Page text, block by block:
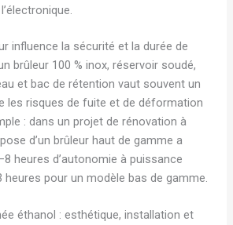
influence la sécurité et la durée de
brûleur 100 % inox, réservoir soudé,
et bac de rétention vaut souvent un
les risques de fuite et de déformation
: dans un projet de rénovation à
d’un brûleur haut de gamme a
heures d’autonomie à puissance
pour un modèle bas de gamme.
éthanol : esthétique, installation et